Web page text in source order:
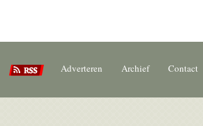
Adverteren Archief Contact